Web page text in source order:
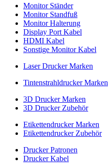
Monitor Ständer
Monitor Standfuß
Monitor Halterung
Display Port Kabel
HDMI Kabel
Sonstige Monitor Kabel
Laser Drucker Marken
Tintenstrahldrucker Marken
3D Drucker Marken
3D Drucker Zubehör
Etikettendrucker Marken
Etikettendrucker Zubehör
Drucker Patronen
Drucker Kabel